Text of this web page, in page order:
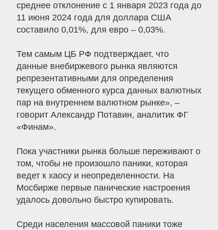
среднее отклонение с 1 января 2023 года до
11 июня 2024 года для доллара США
составило 0,01%, для евро – 0,03%.
Тем самым ЦБ РФ подтверждает, что
данные внебиржевого рынка являются
репрезентативными для определения
текущего обменного курса данных валютных
пар на внутреннем валютном рынке», –
говорит Александр Потавин, аналитик ФГ
«Финам».
Пока участники рынка больше переживают о
том, чтобы не произошло паники, которая
ведет к хаосу и неопределенности. На
Мосбирже первые панические настроения
удалось довольно быстро купировать.
Среди населения массовой паники тоже